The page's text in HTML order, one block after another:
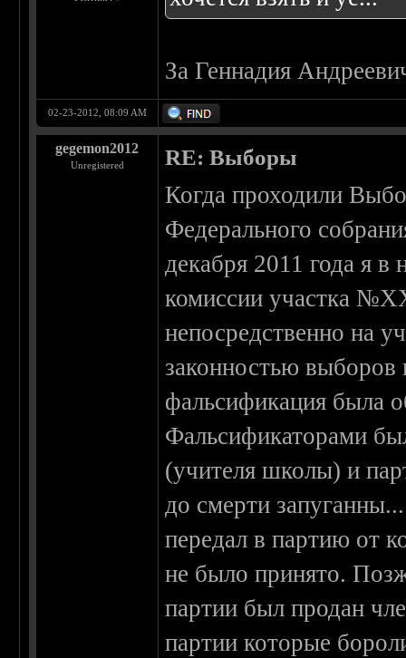
За Геннадия
02-23-2012, 08:09 AM
gegemon2012
Unregistered RE: Выборы
Когда проходили
Федерального
декабря 2011 года я в
комиссии участка
непосредственно на
законностью выборов
фальсификация была
Фальсификаторами
(учителя школы) и
до смерти
передал в партию от
не было принято.
партии был продан
партии которые